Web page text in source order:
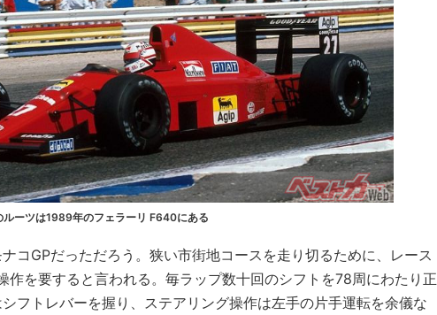
ルーツは1989年のフェラーリ F640にある
コGPだっただろう。狭い市街地コースを走り切るために、レース
作を要すると言われる。毎ラップ数十回のシフトを78周にわたり正
フトレバーを握り、ステアリング操作は左手の片手運転を余儀な